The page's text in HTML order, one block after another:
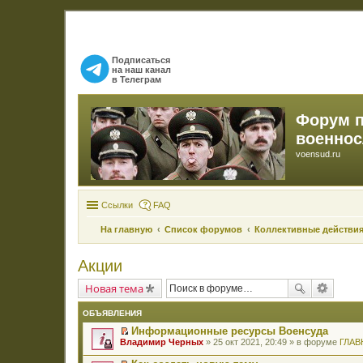
Подписаться
на наш канал
в Телеграм
Форум
voensud.ru
Ссылки FAQ
На главную Список форумов Коллективные
Акции
Новая тема
ОБЪЯВЛЕНИЯ
П
р
Информационные ресурсы Военсуда
Владимир Черных » 25 окт 2021, 20:49 » в форуме